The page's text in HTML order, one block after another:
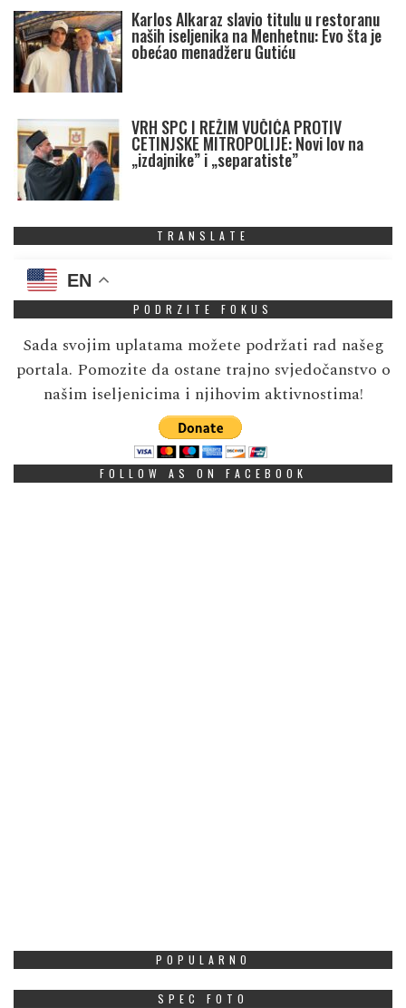
Karlos Alkaraz slavio titulu u restoranu
naših iseljenika na Menhetnu: Evo šta je
obećao menadžeru Gutiću
VRH SPC I REŽIM VUČIĆA PROTIV
CETINJSKE MITROPOLIJE: Novi lov na
„izdajnike” i „separatiste”
TRANSLATE
EN
PODRZITE FOKUS
Sada svojim uplatama možete podržati rad našeg
portala. Pomozite da ostane trajno svjedočanstvo o
našim iseljenicima i njihovim aktivnostima!
FOLLOW AS ON FACEBOOK
POPULARNO
SPEC FOTO